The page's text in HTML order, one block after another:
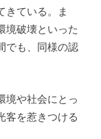
きている。ま
境破壊といった
でも、同様の認
境や社会にとっ
客を惹きつける